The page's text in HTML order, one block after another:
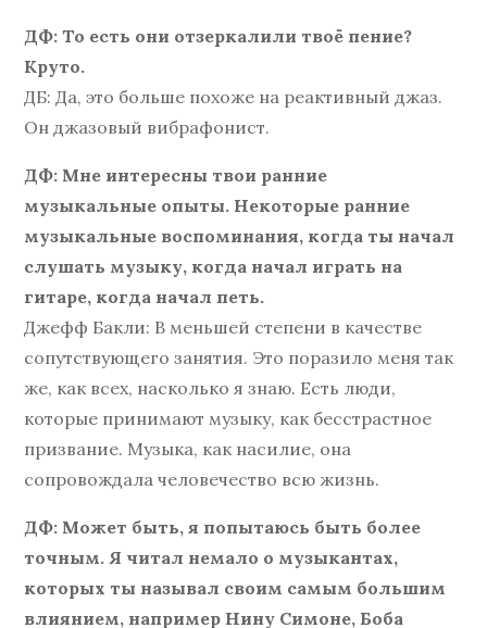
ДФ: То есть они отзеркалили твоё пение?
Круто.
ДБ: Да, это больше похоже на реактивный джаз.
Он джазовый вибрафонист.
ДФ: Мне интересны твои ранние
музыкальные опыты. Некоторые ранние
музыкальные воспоминания, когда ты начал
слушать музыку, когда начал играть на
гитаре, когда начал петь.
Джефф Бакли: В меньшей степени в качестве
сопутствующего занятия. Это поразило меня так
же, как всех, насколько я знаю. Есть люди,
которые принимают музыку, как бесстрастное
призвание. Музыка, как насилие, она
сопровождала человечество всю жизнь.
ДФ: Может быть, я попытаюсь быть более
точным. Я читал немало о музыкантах,
которых ты называл своим самым большим
влиянием, например Нину Симоне, Боба